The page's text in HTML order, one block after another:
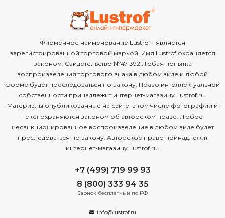
Фирменное наименование Lustrof - является
зарегистрированной торговой маркой. Имя Lustrof охраняется
законом. Свидетельство №471392 Любая попытка
воспроизведения торгового знака в любом виде и любой
форме будет преследоваться по закону. Право интеллектуальной
собственности принадлежит интернет-магазину Lustrof.ru.
Материалы опубликованные на сайте, в том числе фотографии и
текст охраняются законом об авторском праве. Любое
несанкционированное воспроизведение в любом виде будет
преследоваться по закону. Авторское право принадлежит
интернет-магазину Lustrof.ru.
+7 (499) 719 99 93
8 (800) 333 94 35
Звонок бесплатный по РФ
info@lustrof.ru